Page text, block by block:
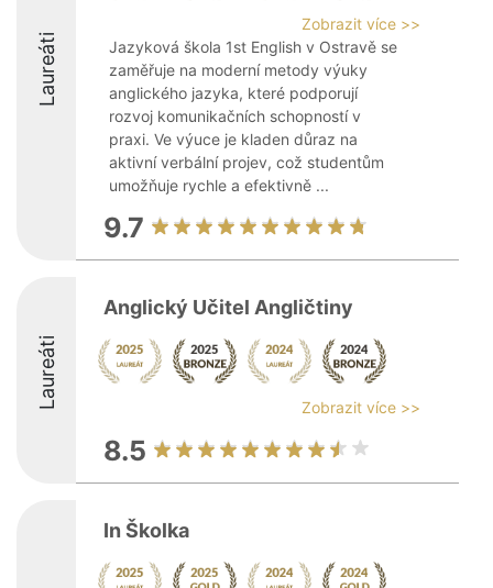
Laureáti
Zobrazit více >>
Jazyková škola 1st English v Ostravě se
zaměřuje na moderní metody výuky
anglického jazyka, které podporují
rozvoj komunikačních schopností v
praxi. Ve výuce je kladen důraz na
aktivní verbální projev, což studentům
umožňuje rychle a efektivně ...
9.7
Laureáti
Anglický Učitel Angličtiny
Zobrazit více >>
8.5
In Školka